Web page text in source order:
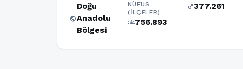
public
Doğu
Anadolu
Bölgesi
NÜFUS
(İLÇELER)
groups756.893
male377.261